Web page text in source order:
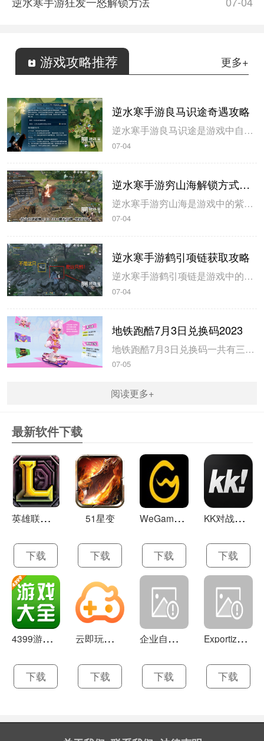
游戏攻略推荐 更多+
逆水寒手游良马识途奇遇攻略
逆水寒手游良马识途是游戏中自动寻路的奇遇攻略，玩家解锁以后即可开始自动寻路，米葫芦小编带来逆水寒手游良马识途奇遇攻略，一起来看看吧。逆水寒手游良马识途奇遇攻略1、选择将某一张地图的熟识度跑到100%，这里需要不停的做探索小任务和骑马奔跑。地图的熟识度在左下角查看。2、熟识度达到100%后即可触发良...
07-04
逆水寒手游穷山海解锁方式攻略
逆水寒手游穷山海是游戏中的紫色装备，玩家在开服第三天就可以拿到，米葫芦小编带来逆水寒手游穷山海解锁方式攻略，希望可以帮到大家。逆水寒手游穷山海解锁方式攻略1、首先来到磁州433 990触发奇遇-驿站灭火，灭火后，拾取烧火棍。完成奇遇后获得1件穷山海装备和线索。2、前往汴京943 1091对话唐铸。...
07-04
逆水寒手游鹤引项链获取攻略
逆水寒手游鹤引项链是游戏中的55级紫色装备，玩家可以通过不同的坐标完成小游戏获得，米葫芦小编带来逆水寒手游鹤引项链获取攻略，一起来看看吧。逆水寒手游鹤引项链获取攻略1、在山清山完成同样的探索小游戏驭鹤七次即可获得。2、注意这七哥小游戏都是一样的流程，在规定的时间内触碰4朵花即可完成。3、坐标分别在...
07-04
地铁跑酷7月3日兑换码2023
地铁跑酷7月3日兑换码一共有三个，玩家使用以后即可获得大量的钥匙和金币，米葫芦小编带来地铁跑酷7月3日兑换码2023，一起来看看吧。地铁跑酷7月3日兑换码20231、兑换码：FANBOOK地铁社区七十万人福利2、兑换码：FANBOOK7服十万人福利3、兑换码：FANBOOK地铁跑酷二十万人福4、玩...
07-05
阅读更多+
最新软件下载
英
雄联盟LOL 13.21
下载
51星变
下载
W
eGame(腾讯游戏平台TGP) 5.10.19.1000
下载
K
K对战平台 1.0.1
下载
4
399游戏盒 官方下载 7.9.1
下载
云
即玩游戏盒 1.0.5.4
下载
企
业自助建站系统 9.0
下载
E
xportizer 9.0.8
下载